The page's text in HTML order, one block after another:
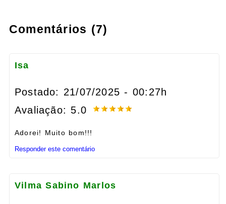
Comentários (7)
Isa
Postado: 21/07/2025 - 00:27h
Avaliação: 5.0
Adorei! Muito bom!!!
Responder este comentário
Vilma Sabino Marlos